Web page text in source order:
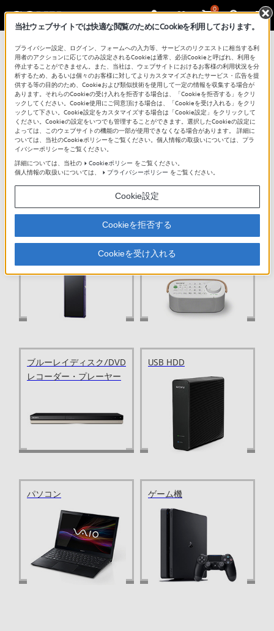
0
他機器とつなぐ：W950B/W900B
ブラビア機種選択ページへ
ブラビアにさまざまな機器をつなぐときの条件や手順などに
ついてご案内します。
ブラビアとつなぎたい機器（つなぐ方法）を選択してくださ
スマートフォン・タブレ
お手元テレビスピーカー
（SRS-LSR200）
ブルーレイディスク/DVD
レコーダー・プレーヤー
USB HDD
パソコン ゲーム機
当社ウェブサイトでは快適な閲覧のためにCookieを利用しております。
プライバシー設定、ログイン、フォームへの入力等、サービスのリクエストに相当する利
用者のアクションに応じてのみ設定されるCookieは通常、必須Cookieと呼ばれ、利用を
停止することができません。また、当社は、ウェブサイトにおけるお客様の利用状況を分
析するため、あるいは個々のお客様に対してよりカスタマイズされたサービス・広告を提
供する等の目的のため、Cookieおよび類似技術を使用して一定の情報を収集する場合が
あります。それらのCookieの受け入れを拒否する場合は、「Cookieを拒否する」をクリ
ックしてください。Cookie使用にご同意頂ける場合は、「Cookieを受け入れる」をクリ
ックして下さい。Cookie設定をカスタマイズする場合は「Cookie設定」をクリックして
ください。Cookieの設定をいつでも管理することができます。選択したCookieの設定に
よっては、このウェブサイトの機能の一部が使用できなくなる場合があります。 詳細に
ついては、当社のCookieポリシーをご覧ください。個人情報の取扱いについては、プラ
イバシーポリシーをご覧ください。
詳細については、当社の
Cookieポリシー をご覧ください。
個人情報の取扱いについては、
プライバシーポリシー をご覧ください。
Cookie設定
Cookieを拒否する
Cookieを受け入れる